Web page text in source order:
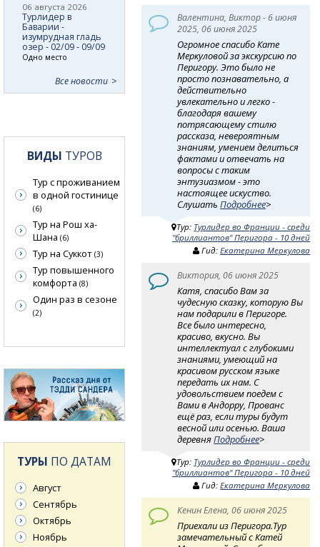
Валентина, Виктор - 6 июня
2025, 06 июня 2025
Огромное спасибо Кате
Меркуловой за экскурсию по
Перигору. Это было не
просто познавательно, а
действительно
увлекательно и легко -
благодаря вашему
потрясающему стилю
рассказа, невероятным
знаниям, умением делиться
фактами и отвечать на
вопросы с таким
энтузиазмом - это
настоящее искуство.
СлушатьПодробнее>
Тур: Турлидер во Франции - среди
"бриллиантов" Перигора - 10 дней
Гид:Екатерина Меркулова
Виктория, 06 июня 2025
Катя, спасибо Вам за
чудесную сказку, которую Вы
нам подарили в Перигоре.
Все было интересно,
красиво, вкусно. Вы
интеллектуал с глубокими
знаниями, умеющий на
красивом русском языке
передать их нам. С
удовольствием поедем с
Вами в Андорру, Прованс
ещё раз, если туры будут
весной или осенью. Ваша
деревняПодробнее>
Тур: Турлидер во Франции - среди
"бриллиантов" Перигора - 10 дней
Гид:Екатерина Меркулова
Кенин Елена, 06 июня 2025
Приехали из Перигора.Тур
замечательный с Катей
06 августа 2026
Турлидер в
Баварии -
изумрудная гладь
озер - 02/09 - 09/09
Одно место
Все новости
ВИДЫ ТУРОВ
Тур с проживанием
в одной гостинице
(6)
Тур на Рош ха-
Шана (6)
Тур на Суккот (3)
Тур повышенного
комфорта (8)
Один раз в сезоне
(2)
ТУРЫ ПО ДАТАМ
Август
Сентябрь
Октябрь
Ноябрь